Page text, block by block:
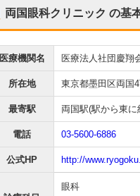
両国眼科クリニック の基
医療機関名 医療法人社団慶翔
所在地 東京都墨田区両国
最寄駅 両国駅(駅から東に
電話 03-5600-6886
公式HP http://
眼科